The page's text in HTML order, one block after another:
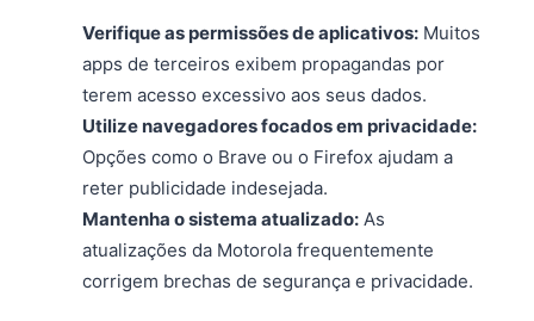
Verifique as permissões de aplicativos: Muitos
apps de terceiros exibem propagandas por
terem acesso excessivo aos seus dados.
Utilize navegadores focados em privacidade:
Opções como o Brave ou o Firefox ajudam a
reter publicidade indesejada.
Mantenha o sistema atualizado: As
atualizações da Motorola frequentemente
corrigem brechas de segurança e privacidade.